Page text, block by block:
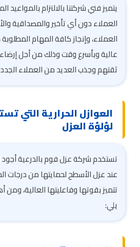
يتميز فني شركتنا بالالتزام بالمواعيد
العملاء دون أي تأخير والمصداقية
العملاء، وإنجاز كافة المهام
عالية وبأسرع وقت وذلك من أجل
ثقتهم وجذب العديد من العملاء
العوازل الحرارية التي
لؤلؤة العزل
تستخدم شركة عزل فوم بالدرعية أجود
عند عزل الأسطح لحمايتها من درجات
تتميز بقوتها وفاعليتها العالية،
يلي: